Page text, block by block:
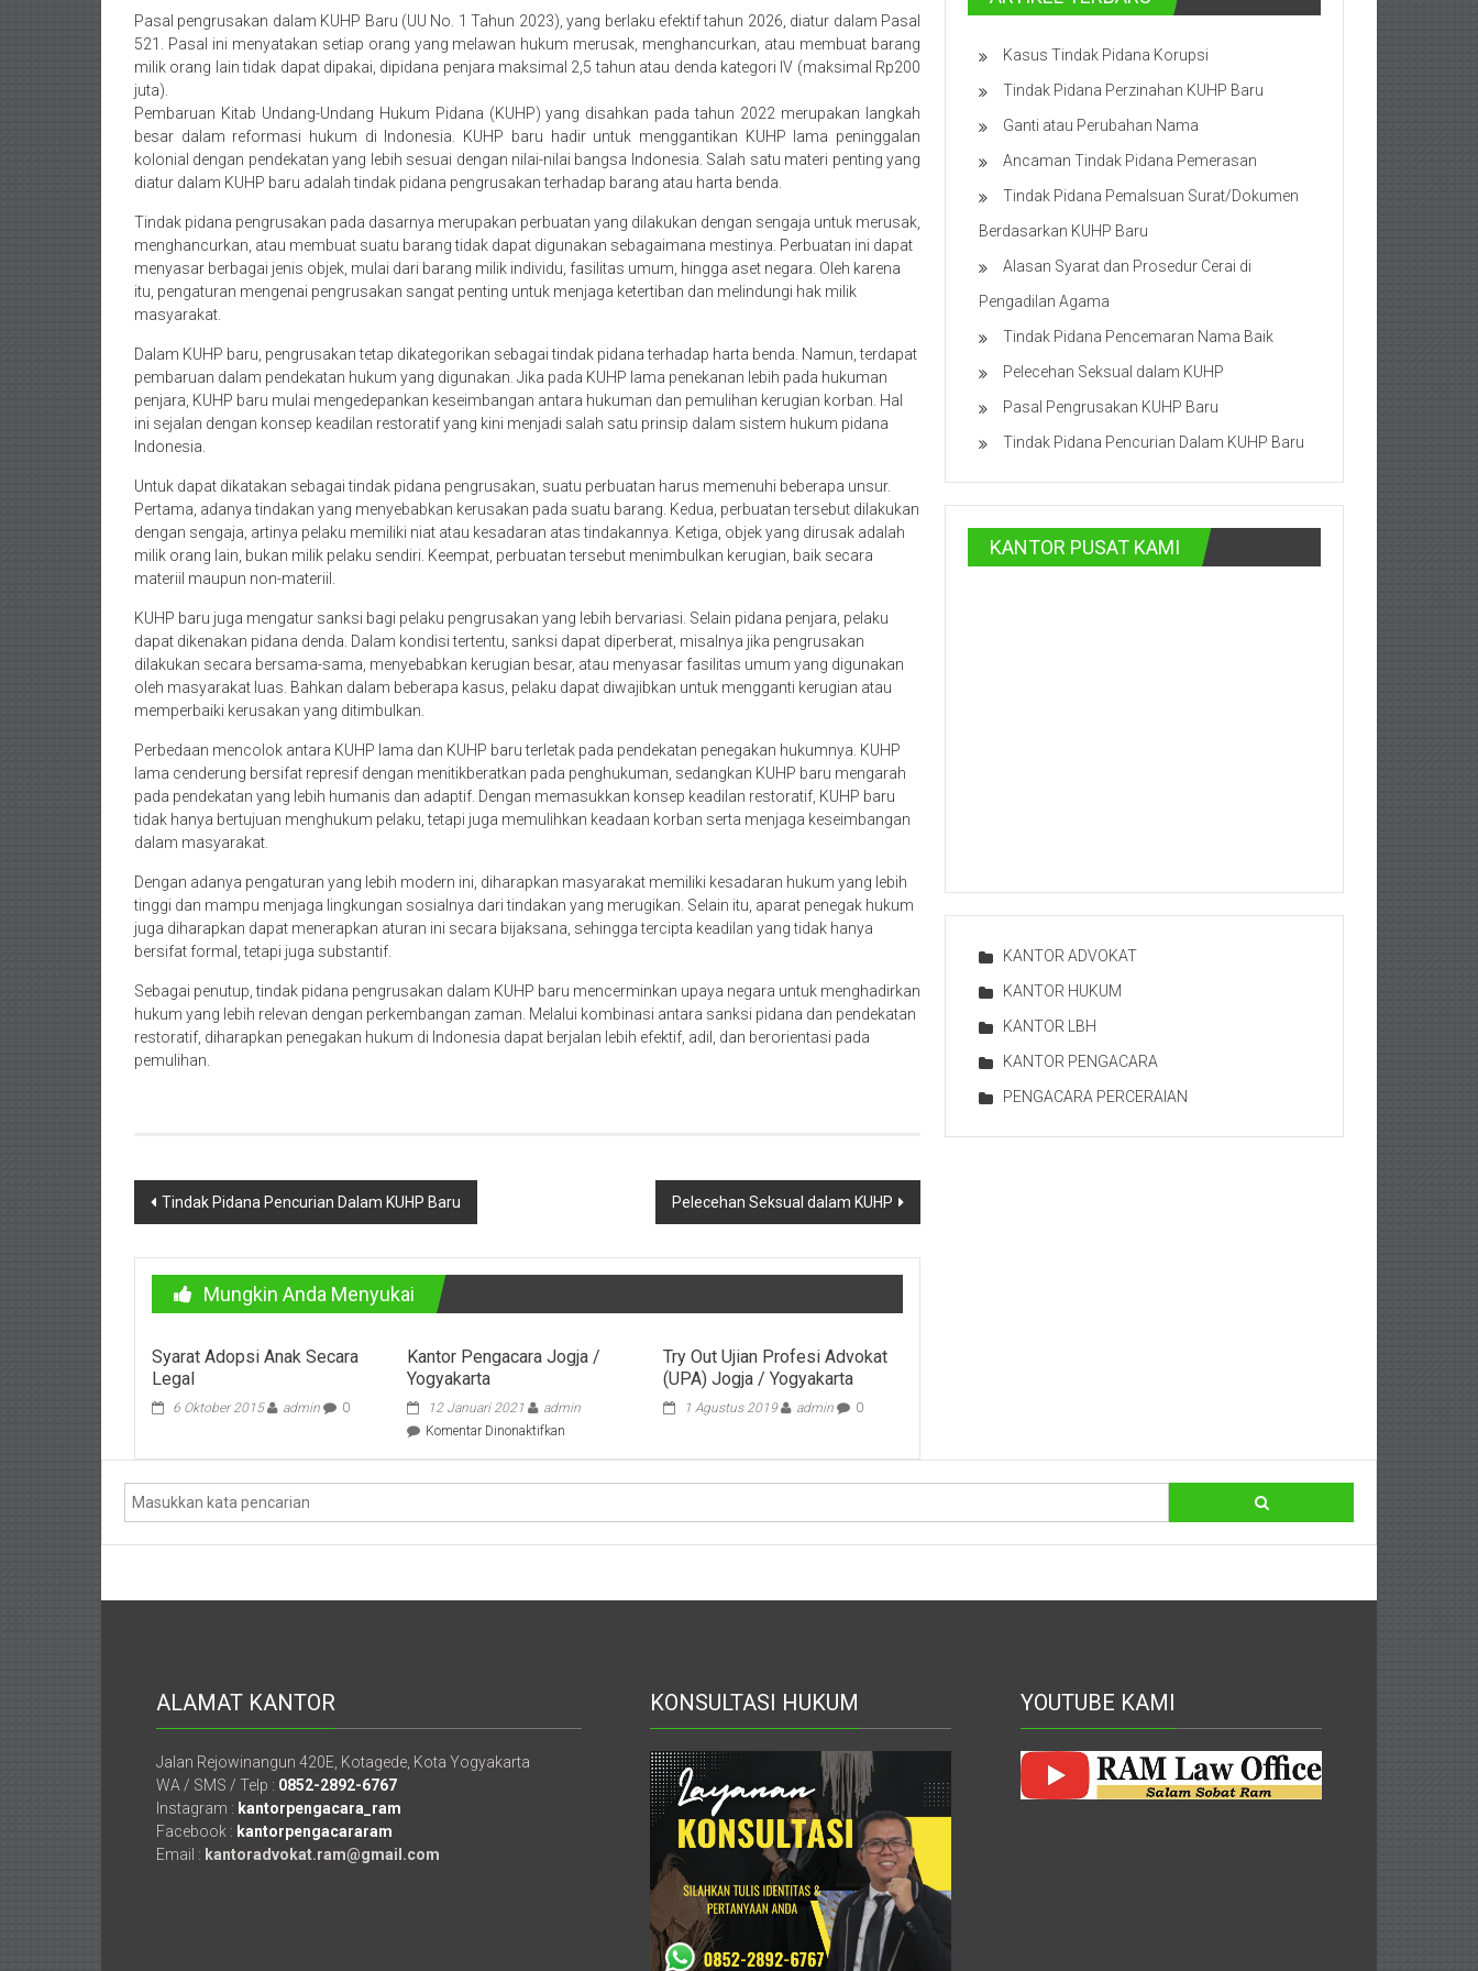
Daerah
Istimewa
Yogyakarta,
Makassar,
Denpasar,
Salatiga,
Ungaran,
Pontianak,
Bandung,
Kendari,
Riau,
Pekanbaru,
Bengkulu,
Mukomuko,
Gunung
Kidul,
Kulon
Progo,
Balikpapan,
Jakarta
Pusat,
Tanggerang,
Purworejo,
Purwokerto,
Kebumen,
Wonogiri,
Palembang,
Lampung,
Badung,
Gianyar,
Mataram,
Lombok,
Malang,
Kediri,
Madiun,
Ponorogo,
Pasal pengrusakan dalam KUHP Baru (UU No. 1 Tahun 2023) , yang berlaku efektif tahun 2026, diatur dalam Pasal
521. Pasal ini menyatakan setiap orang yang melawan hukum merusak, menghancurkan, atau membuat barang
milik orang lain tidak dapat dipakai, dipidana penjara maksimal 2,5 tahun atau denda kategori IV (maksimal Rp200
juta).
Pembaruan Kitab Undang-Undang Hukum Pidana (KUHP) yang disahkan pada tahun 2022 merupakan langkah
besar dalam reformasi hukum di Indonesia. KUHP baru hadir untuk menggantikan KUHP lama peninggalan
kolonial dengan pendekatan yang lebih sesuai dengan nilai-nilai bangsa Indonesia. Salah satu materi penting yang
diatur dalam KUHP baru adalah tindak pidana pengrusakan terhadap barang atau harta benda.
Tindak pidana pengrusakan pada dasarnya merupakan perbuatan yang dilakukan dengan sengaja untuk merusak,
menghancurkan, atau membuat suatu barang tidak dapat digunakan sebagaimana mestinya. Perbuatan ini dapat
menyasar berbagai jenis objek, mulai dari barang milik individu, fasilitas umum, hingga aset negara. Oleh karena
itu, pengaturan mengenai pengrusakan sangat penting untuk menjaga ketertiban dan melindungi hak milik
masyarakat.
Dalam KUHP baru, pengrusakan tetap dikategorikan sebagai tindak pidana terhadap harta benda. Namun, terdapat
pembaruan dalam pendekatan hukum yang digunakan. Jika pada KUHP lama penekanan lebih pada hukuman
penjara, KUHP baru mulai mengedepankan keseimbangan antara hukuman dan pemulihan kerugian korban. Hal
ini sejalan dengan konsep keadilan restoratif yang kini menjadi salah satu prinsip dalam sistem hukum pidana
Indonesia.
Untuk dapat dikatakan sebagai tindak pidana pengrusakan, suatu perbuatan harus memenuhi beberapa unsur.
Pertama, adanya tindakan yang menyebabkan kerusakan pada suatu barang. Kedua, perbuatan tersebut dilakukan
dengan sengaja, artinya pelaku memiliki niat atau kesadaran atas tindakannya. Ketiga, objek yang dirusak adalah
milik orang lain, bukan milik pelaku sendiri. Keempat, perbuatan tersebut menimbulkan kerugian, baik secara
materiil maupun non-materiil.
KUHP baru juga mengatur sanksi bagi pelaku pengrusakan yang lebih bervariasi. Selain pidana penjara, pelaku
dapat dikenakan pidana denda. Dalam kondisi tertentu, sanksi dapat diperberat, misalnya jika pengrusakan
dilakukan secara bersama-sama, menyebabkan kerugian besar, atau menyasar fasilitas umum yang digunakan
oleh masyarakat luas. Bahkan dalam beberapa kasus, pelaku dapat diwajibkan untuk mengganti kerugian atau
memperbaiki kerusakan yang ditimbulkan.
Perbedaan mencolok antara KUHP lama dan KUHP baru terletak pada pendekatan penegakan hukumnya. KUHP
lama cenderung bersifat represif dengan menitikberatkan pada penghukuman, sedangkan KUHP baru mengarah
pada pendekatan yang lebih humanis dan adaptif. Dengan memasukkan konsep keadilan restoratif, KUHP baru
tidak hanya bertujuan menghukum pelaku, tetapi juga memulihkan keadaan korban serta menjaga keseimbangan
dalam masyarakat.
Dengan adanya pengaturan yang lebih modern ini, diharapkan masyarakat memiliki kesadaran hukum yang lebih
tinggi dan mampu menjaga lingkungan sosialnya dari tindakan yang merugikan. Selain itu, aparat penegak hukum
juga diharapkan dapat menerapkan aturan ini secara bijaksana, sehingga tercipta keadilan yang tidak hanya
bersifat formal, tetapi juga substantif.
Sebagai penutup, tindak pidana pengrusakan dalam KUHP baru mencerminkan upaya negara untuk menghadirkan
hukum yang lebih relevan dengan perkembangan zaman. Melalui kombinasi antara sanksi pidana dan pendekatan
restoratif, diharapkan penegakan hukum di Indonesia dapat berjalan lebih efektif, adil, dan berorientasi pada
pemulihan.
Navigasi
Tindak Pidana Pencurian Dalam KUHP Baru Pelecehan Seksual dalam KUHP
Mungkin Anda Menyukai
Syarat Adopsi Anak Secara
Legal
6 Oktober 2015 admin 0
Kantor Pengacara Jogja /
Yogyakarta
12 Januari 2021
admin
Komentar Dinonaktifkan
Try Out Ujian Profesi Advokat
(UPA) Jogja / Yogyakarta
1 Agustus 2019 admin 0
Kasus Tindak Pidana Korupsi
Tindak Pidana Perzinahan KUHP Baru
Ganti atau Perubahan Nama
Ancaman Tindak Pidana Pemerasan
Tindak Pidana Pemalsuan Surat/Dokumen
Berdasarkan KUHP Baru
Alasan Syarat dan Prosedur Cerai di
Pengadilan Agama
Tindak Pidana Pencemaran Nama Baik
Pelecehan Seksual dalam KUHP
Pasal Pengrusakan KUHP Baru
Tindak Pidana Pencurian Dalam KUHP Baru
KANTOR PUSAT KAMI
KANTOR ADVOKAT
KANTOR HUKUM
KANTOR LBH
KANTOR PENGACARA
PENGACARA PERCERAIAN
ALAMAT KANTOR
Jalan Rejowinangun 420E, Kotagede, Kota Yogyakarta
WA / SMS / Telp : 0852-2892-6767
Instagram : kantorpengacara_ram
Facebook : kantorpengacararam
Email : kantoradvokat.ram@gmail.com
KONSULTASI HUKUM YOUTUBE KAMI